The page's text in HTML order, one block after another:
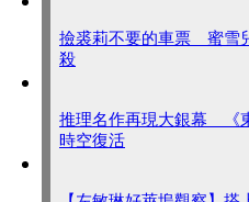
撿裘莉不要的車票 蜜雪
殺
推理名作再現大銀幕 《
時空復活